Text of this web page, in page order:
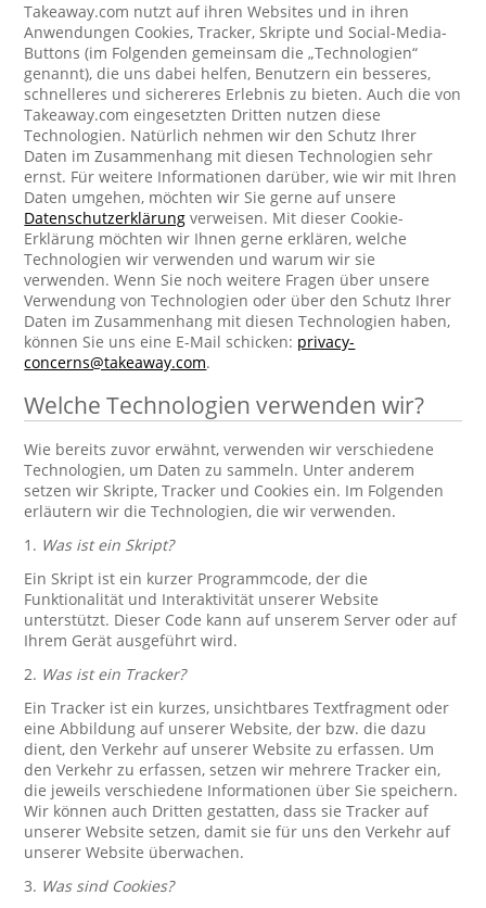
Takeaway.com nutzt auf ihren Websites und in ihren
Anwendungen Cookies, Tracker, Skripte und Social-Media-
Buttons (im Folgenden gemeinsam die „Technologien“
genannt), die uns dabei helfen, Benutzern ein besseres,
schnelleres und sichereres Erlebnis zu bieten. Auch die von
Takeaway.com eingesetzten Dritten nutzen diese
Technologien. Natürlich nehmen wir den Schutz Ihrer
Daten im Zusammenhang mit diesen Technologien sehr
ernst. Für weitere Informationen darüber, wie wir mit Ihren
Daten umgehen, möchten wir Sie gerne auf unsere
Datenschutzerklärung verweisen. Mit dieser Cookie-
Erklärung möchten wir Ihnen gerne erklären, welche
Technologien wir verwenden und warum wir sie
verwenden. Wenn Sie noch weitere Fragen über unsere
Verwendung von Technologien oder über den Schutz Ihrer
Daten im Zusammenhang mit diesen Technologien haben,
können Sie uns eine E-Mail schicken: privacy-
concerns@takeaway.com.
Welche Technologien verwenden wir?
Wie bereits zuvor erwähnt, verwenden wir verschiedene
Technologien, um Daten zu sammeln. Unter anderem
setzen wir Skripte, Tracker und Cookies ein. Im Folgenden
erläutern wir die Technologien, die wir verwenden.
1. Was ist ein Skript?
Ein Skript ist ein kurzer Programmcode, der die
Funktionalität und Interaktivität unserer Website
unterstützt. Dieser Code kann auf unserem Server oder auf
Ihrem Gerät ausgeführt wird.
2. Was ist ein Tracker?
Ein Tracker ist ein kurzes, unsichtbares Textfragment oder
eine Abbildung auf unserer Website, der bzw. die dazu
dient, den Verkehr auf unserer Website zu erfassen. Um
den Verkehr zu erfassen, setzen wir mehrere Tracker ein,
die jeweils verschiedene Informationen über Sie speichern.
Wir können auch Dritten gestatten, dass sie Tracker auf
unserer Website setzen, damit sie für uns den Verkehr auf
unserer Website überwachen.
3. Was sind Cookies?